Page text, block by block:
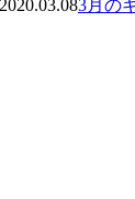
3月の